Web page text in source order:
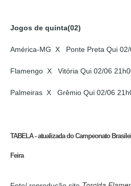
Jogos de quinta(02)
América-MG X Ponte Preta Qui 02/
Flamengo X Vitória Qui 02/06
Palmeiras X Grêmio Qui 02/06
TABELA - atualizada do Campeonato
Feira